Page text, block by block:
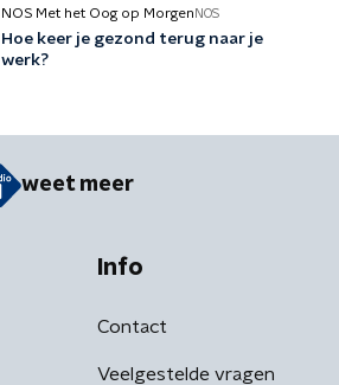
NOS Met het Oog op Morgen NOS
Hoe keer je gezond terug naar je
werk?
weet meer
Info
Contact
Veelgestelde vragen